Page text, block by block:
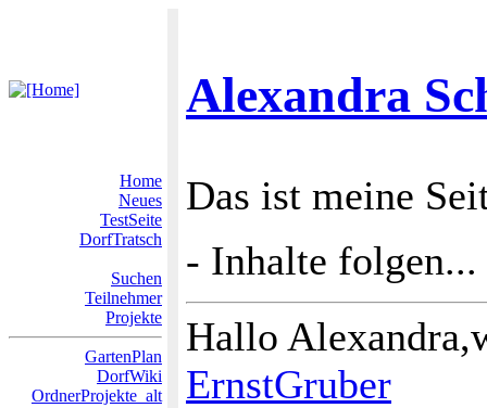
Alexandra
Home
Neues
TestSeite
DorfTratsch
Suchen
Teilnehmer
Projekte
GartenPlan
DorfWiki
OrdnerProjekte_alt
Das ist meine
- Inhalte folgen...
Hallo
ErnstGruber